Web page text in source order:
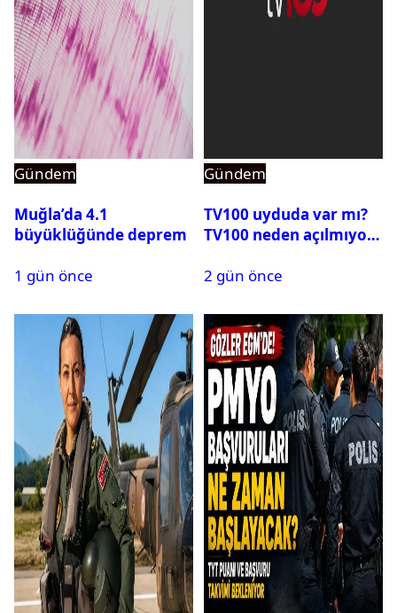
Gündem
Muğla’da 4.1
büyüklüğünde deprem
1 gün önce
Gündem
TV100 uyduda var mı?
TV100 neden açılmıyor?
2 gün önce